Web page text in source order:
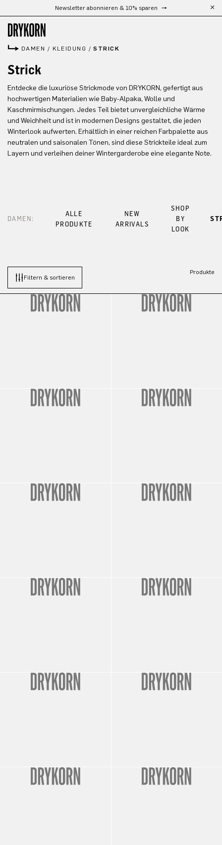
Zum Hauptinhalt springenNewsletter abonnieren & 10% sparen
DAMEN / KLEIDUNG /STRICK
Strick
Entdecke die luxuriöse Strickmode von DRYKORN, gefertigt aus
hochwertigen Materialien wie Baby-Alpaka, Wolle und
Kaschmirmischungen. Jedes Teil bietet unvergleichliche Wärme
und Weichheit und ist in modernen Designs gestaltet, die jeden
Winterlook aufwerten. Erhältlich in einer reichen Farbpalette aus
neutralen und saisonalen Tönen, sind diese Strickteile ideal zum
Layern und verleihen deiner Wintergarderobe eine elegante Note.
DAMEN:
ALLE
PRODUKTE
NEW
ARRIVALS
SHOP
BY
LOOK
Filtern & sortieren
Produkte